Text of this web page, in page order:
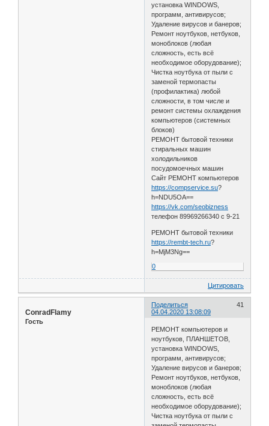
установка WINDOWS,
программ, антивирусов;
Удаление вирусов и банеров;
Ремонт ноутбуков, нетбуков,
моноблоков (любая
сложность, есть всё
необходимое оборудование);
Чистка ноутбука от пыли с
заменой термопасты
(профилактика) любой
сложности, в том числе и
ремонт системы охлаждения
компьютеров (системных
блоков)
РЕМОНТ бытовой техники
стиральных машин
холодильников
посудомоечных машин
Сайт РЕМОНТ компьютеров
https://compservice.su?
h=NDU5OA==
https://vk.com/seobizness
телефон 89969266340 с 9-21
РЕМОНТ бытовой техники
https://rembt-tech.ru?
h=MjM3Ng==
0
Цитировать
Поделиться
41
04.04.2020 13:08:09
ConradFlamy
Гость
РЕМОНТ компьютеров и
ноутбуков, ПЛАНШЕТОВ,
установка WINDOWS,
программ, антивирусов;
Удаление вирусов и банеров;
Ремонт ноутбуков, нетбуков,
моноблоков (любая
сложность, есть всё
необходимое оборудование);
Чистка ноутбука от пыли с